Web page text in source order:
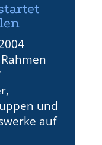
und
auf